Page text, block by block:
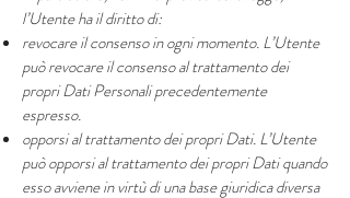
l’Utente ha il diritto di:
revocare il consenso in ogni momento. L’Utente
può revocare il consenso al trattamento dei
propri Dati Personali precedentemente
espresso.
opporsi al trattamento dei propri Dati. L’Utente
può opporsi al trattamento dei propri Dati quando
esso avviene in virtù di una base giuridica diversa